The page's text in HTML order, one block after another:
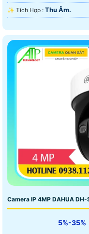
️✨ Tích Hợp : Thu Âm.
Camera IP 4MP DAHUA
5%-35%